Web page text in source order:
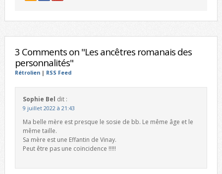
3 Comments on "Les ancêtres romanais des
personnalités"
Rétrolien| RSS Feed
Sophie Bel dit :
9 juillet 2022 à 21:43
Ma belle mère est presque le sosie de bb. Le même âge et le
même taille.
Sa mère est une Effantin de Vinay.
Peut être pas une coïncidence !!!!!